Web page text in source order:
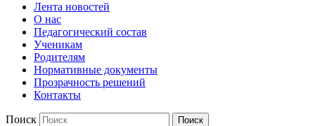
Лента новостей
О нас
Педагогический состав
Ученикам
Родителям
Нормативные документы
Прозрачность решений
Контакты
Поиск Поиск